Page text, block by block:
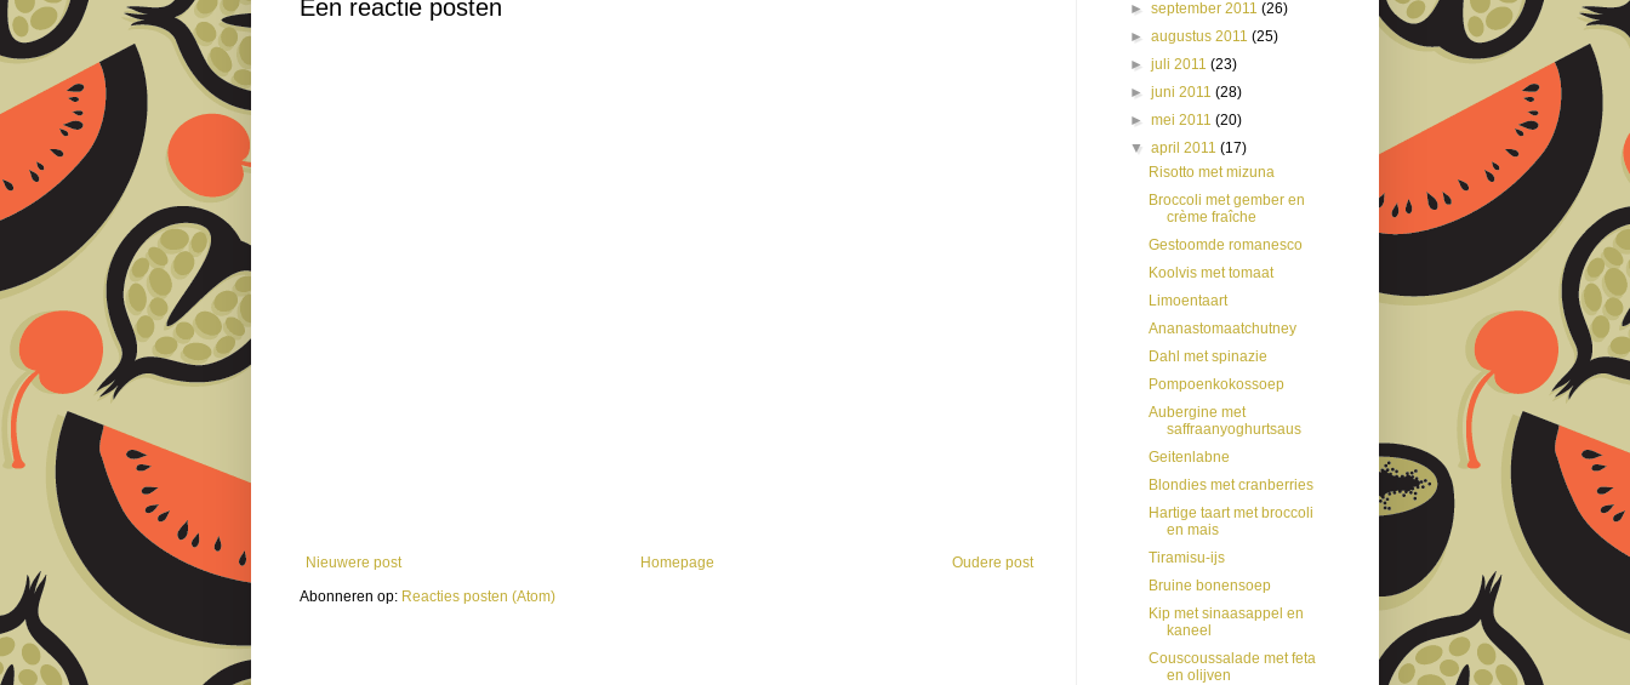
Een reactie posten
Nieuwere post Oudere post
Homepage
Abonneren op: Reacties posten (Atom)
►september 2011(26)
►augustus 2011(25)
►juli 2011(23)
►juni 2011(28)
►mei 2011(20)
▼april 2011(17)
Risotto met mizuna
Broccoli met gember en
crème fraîche
Gestoomde romanesco
Koolvis met tomaat
Limoentaart
Ananastomaatchutney
Dahl met spinazie
Pompoenkokossoep
Aubergine met
saffraanyoghurtsaus
Geitenlabne
Blondies met cranberries
Hartige taart met broccoli
en mais
Tiramisu-ijs
Bruine bonensoep
Kip met sinaasappel en
kaneel
Couscoussalade met feta
en olijven